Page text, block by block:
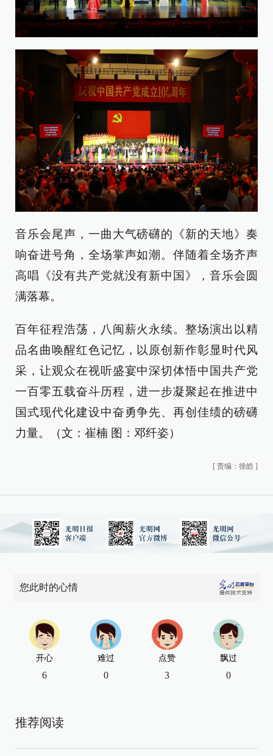
音乐会尾声，一曲大气磅礴的《新的天地》奏
响奋进号角，全场掌声如潮。伴随着全场齐声
高唱《没有共产党就没有新中国》，音乐会圆
满落幕。
百年征程浩荡，八闽薪火永续。整场演出以精
品名曲唤醒红色记忆，以原创新作彰显时代风
采，让观众在视听盛宴中深切体悟中国共产党
一百零五载奋斗历程，进一步凝聚起在推进中
国式现代化建设中奋勇争先、再创佳绩的磅礴
力量。（文：崔楠 图：邓纤姿）
[ 责编：徐皓 ]
您此时的心情
开心
6
难过
0
点赞
3
飘过
0
推荐阅读